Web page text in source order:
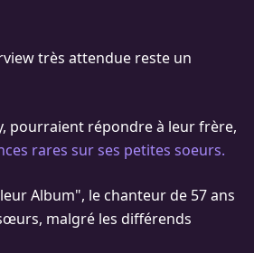
très attendue reste un
pourraient répondre à leur frère,
rares sur ses petites soeurs.
Album", le chanteur de 57 ans
malgré les différends